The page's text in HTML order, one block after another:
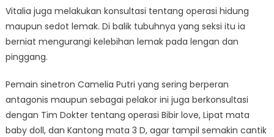
Vitalia juga melakukan konsultasi tentang operasi hidung
maupun sedot lemak. Di balik tubuhnya yang seksi itu ia
berniat mengurangi kelebihan lemak pada lengan dan
pinggang.
Pemain sinetron Camelia Putri yang sering berperan
antagonis maupun sebagai pelakor ini juga berkonsultasi
dengan Tim Dokter tentang operasi Bibir love, Lipat mata
baby doll, dan Kantong mata 3 D, agar tampil semakin cantik